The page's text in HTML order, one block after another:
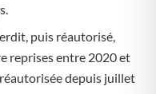
puis réautorisé,
reprises entre 2020 et
réautorisée depuis juillet